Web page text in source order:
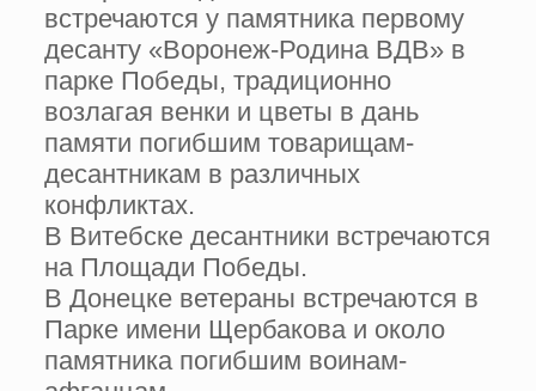
встречаются у памятника первому
десанту «Воронеж-Родина ВДВ» в
парке Победы, традиционно
возлагая венки и цветы в дань
памяти погибшим товарищам-
десантникам в различных
конфликтах.
В Витебске десантники встречаются
на Площади Победы.
В Донецке ветераны встречаются в
Парке имени Щербакова и около
памятника погибшим воинам-